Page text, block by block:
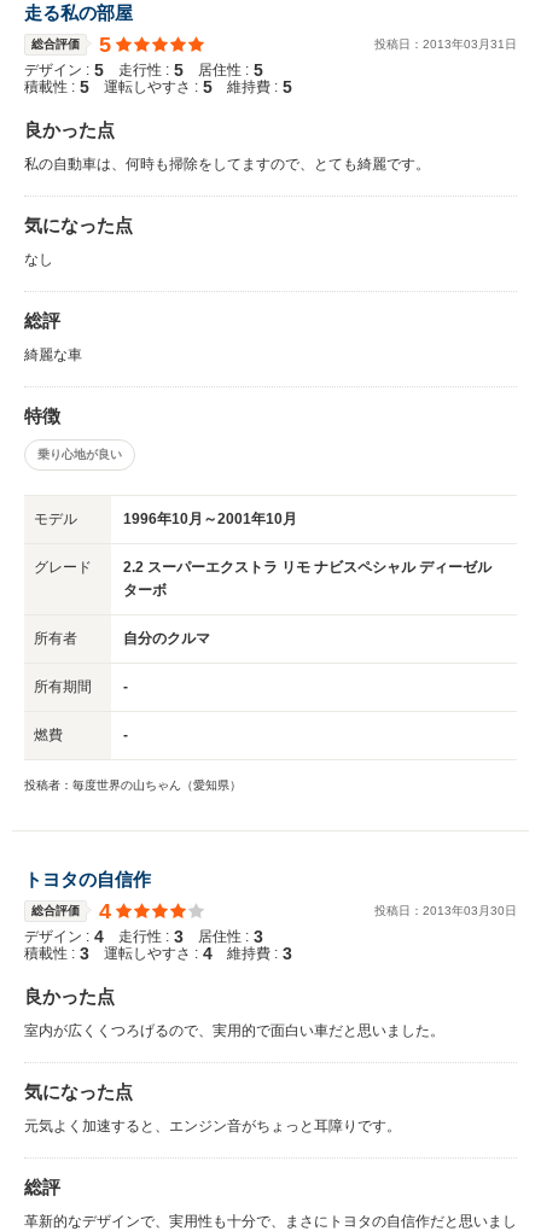
走る私の部屋
総合評価 5 投稿日： 2013年03 月31 日
デザイン : 5 走行性 : 5 居住性 : 5
積載性 : 5 運転しやすさ : 5 維持費 : 5
良かった点
私の自動車は、何時も掃除をしてますので、とても綺麗です。
気になった点
なし
総評
綺麗な車
特徴
乗り心地が良い
モデル 1996年10月～2001年10月
グレード
2.2 スーパーエクストラ リモ ナビスペシャル ディーゼル
ターボ
所有者 自分のクルマ
所有期間 -
燃費 -
投稿者：毎度世界の山ちゃん（愛知県）
トヨタの自信作
総合評価 4 投稿日： 2013年03 月30日
デザイン : 4 走行性 : 3 居住性 : 3
積載性 : 3 運転しやすさ : 4 維持費 : 3
良かった点
室内が広くくつろげるので、実用的で面白い車だと思いました。
気になった点
元気よく加速すると、エンジン音がちょっと耳障りです。
総評
革新的なデザインで、実用性も十分で、まさにトヨタの自信作だと思いまし